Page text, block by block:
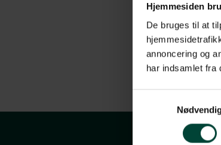
Hjemmesiden
De bruges til at
annoncering og
har indsamlet fra